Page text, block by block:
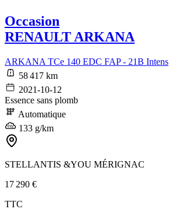
Occasion
RENAULT ARKANA
ARKANA TCe 140 EDC FAP - 21B Intens
58 417 km
2021-10-12
Essence sans plomb
Automatique
133 g/km
STELLANTIS &YOU MÉRIGNAC
17 290 €
TTC